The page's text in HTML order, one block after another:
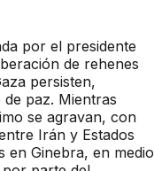
por el presidente
de rehenes
persisten,
paz. Mientras
se agravan, con
Irán y Estados
en Ginebra, en medio